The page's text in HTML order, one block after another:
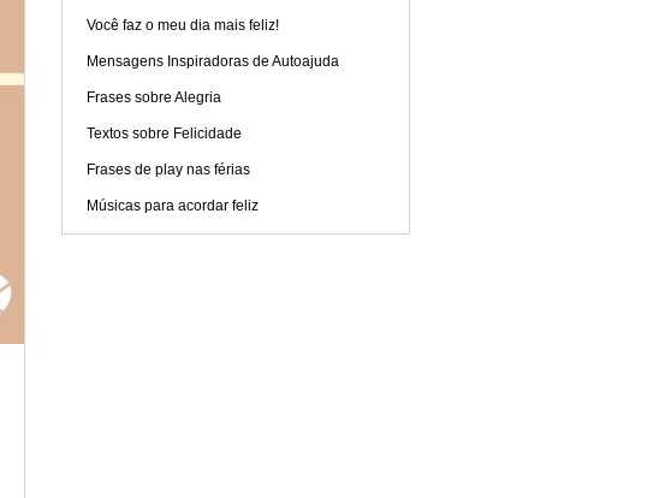
Você faz o meu dia mais feliz!
Mensagens Inspiradoras de Autoajuda
Frases sobre Alegria
Textos sobre Felicidade
Frases de play nas férias
Músicas para acordar feliz